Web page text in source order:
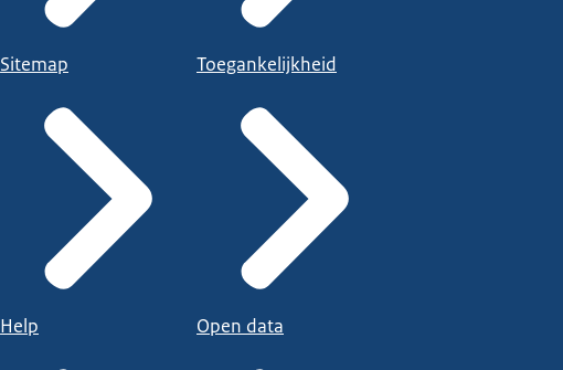
Sitemap
Help
Toegankelijkheid
Open data